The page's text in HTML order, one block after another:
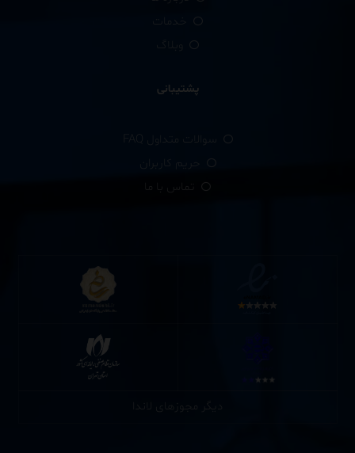
پشتیبانی
سوالات متداول FAQ
حریم کاربران
دیگر مجوزهای لاندا